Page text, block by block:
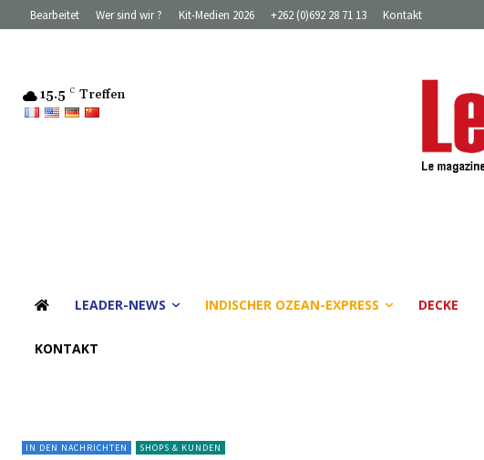
Bearbeitet Wer sind wir ? Kit-Medien 2026 +262 (0)692 28 71 13 Kontakt
15.5 C Treffen
LEADER-NEWS INDISCHER OZEAN-EXPRESS DECKE
KONTAKT
IN DEN NACHRICHTEN SHOPS & KUNDEN